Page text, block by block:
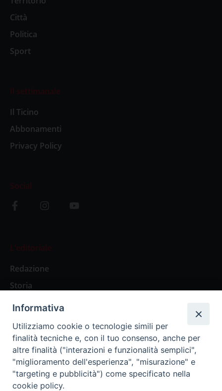
Città
Politica
Sport
Il settimanale
Il Ticino
Abbonamenti
Privacy Policy
Social
L’editoriale
Redazione
Storia
Abbonamenti
Abbonamento Annuale Digitale
Abbonamento Annuale Cartaceo
Abbonamento Singola Copia Digitale
Informativa
Utilizziamo cookie o tecnologie simili per
finalità tecniche e, con il tuo consenso, anche per
altre finalità ("interazioni e funzionalità semplici",
"miglioramento dell'esperienza", "misurazione" e
"targeting e pubblicità") come specificato nella
cookie policy.